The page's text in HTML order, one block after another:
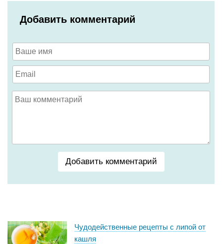
Добавить комментарий
Добавить комментарий
Чудодейственные рецепты с липой от
кашля